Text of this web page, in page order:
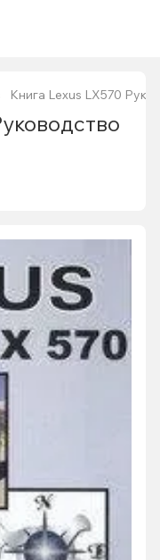
Книга Lexus LX570